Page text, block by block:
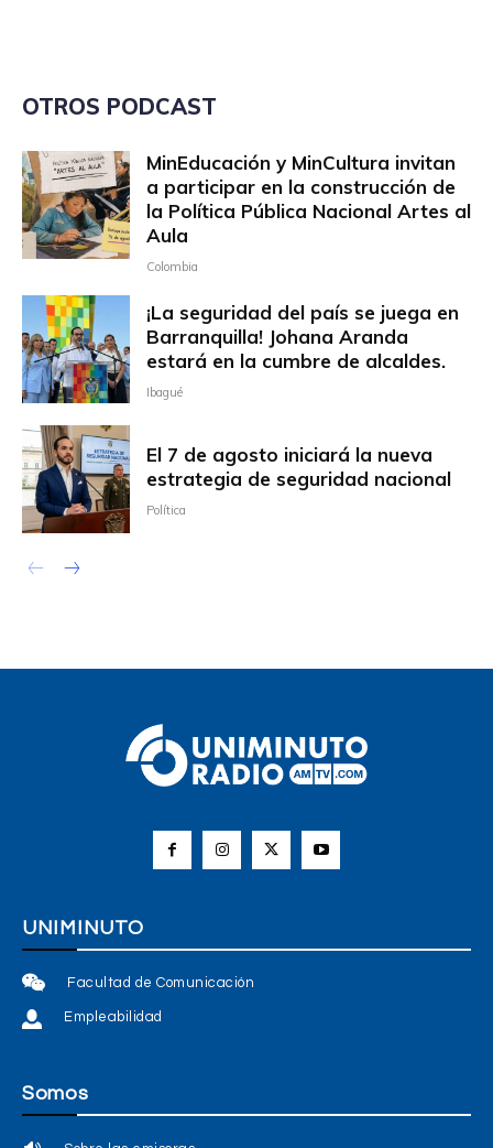
OTROS PODCAST
MinEducación y MinCultura invitan
a participar en la construcción de
la Política Pública Nacional Artes al
Aula
Colombia
¡La seguridad del país se juega en
Barranquilla! Johana Aranda
estará en la cumbre de alcaldes.
Ibagué
El 7 de agosto iniciará la nueva
estrategia de seguridad nacional
Política
UNIMINUTO
Facultad de Comunicación
Empleabilidad
Somos